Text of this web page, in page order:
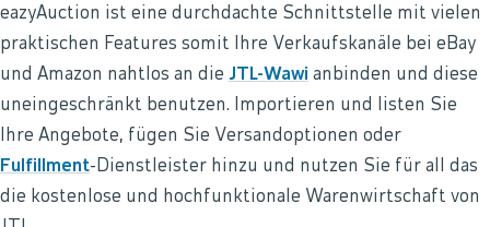
eazyAuction ist eine durchdachte Schnittstelle mit vielen
praktischen Features somit Ihre Verkaufskanäle bei eBay
und Amazon nahtlos an die JTL-Wawi anbinden und diese
uneingeschränkt benutzen. Importieren und listen Sie
Ihre Angebote, fügen Sie Versandoptionen oder
Fulfillment-Dienstleister hinzu und nutzen Sie für all das
die kostenlose und hochfunktionale Warenwirtschaft von